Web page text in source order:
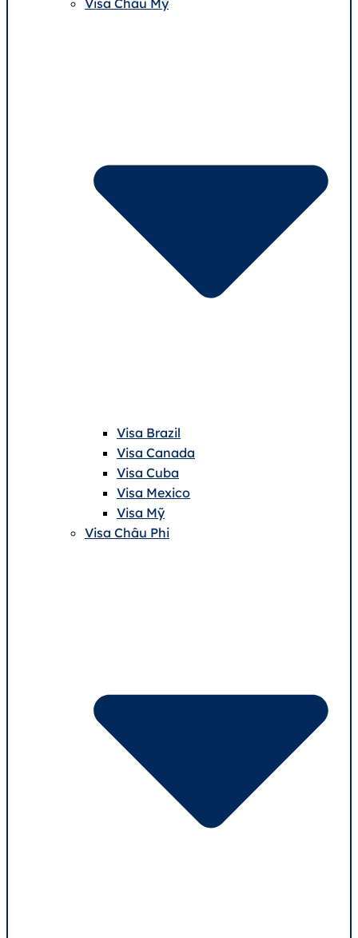
Visa Brazil
Visa Canada
Visa Cuba
Visa Mexico
Visa Mỹ
Visa Châu Phi